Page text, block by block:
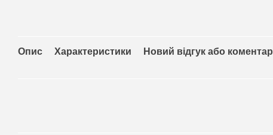
Опис Характеристики Новий відгук або коментар